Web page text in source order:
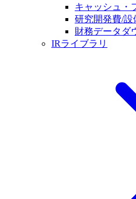
キャッシュ・
研究開発費/設
財務データダ
IRライブラリ